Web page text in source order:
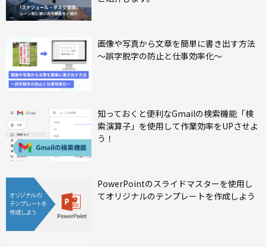
画像や写真から文章を簡単に書き出す方法
～誤字脱字の防止と仕事効率化～
知っておくと便利なGmailの検索機能「検
索演算子」を使用して作業効率をUPさせよ
う！
PowerPointのスライドマスターを使用し
てオリジナルのテンプレートを作成しよう